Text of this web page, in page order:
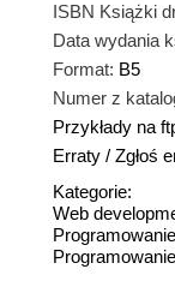
ISBN Książki
Data wydania
Format: B5
Numer z
Przykłady na
Erraty / Zgłoś
Kategorie:
Web
Programowanie
Programowanie